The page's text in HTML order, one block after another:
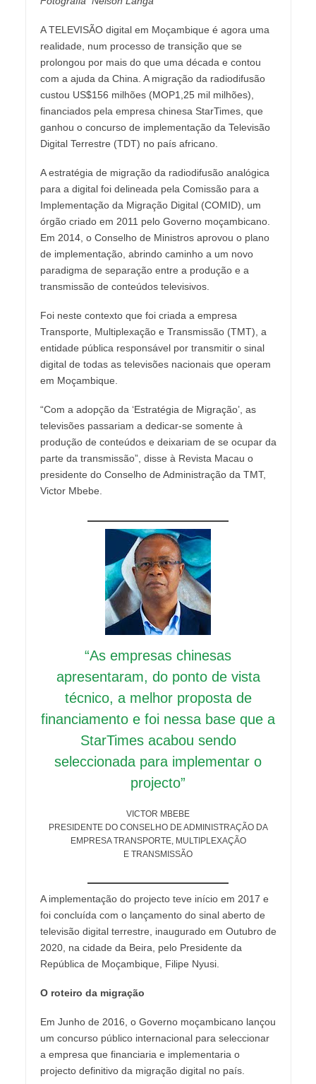
A TELEVISÃO digital em Moçambique é agora uma
realidade, num processo de transição que se
prolongou por mais do que uma década e contou
com a ajuda da China. A migração da radiodifusão
custou US$156 milhões (MOP1,25 mil milhões),
financiados pela empresa chinesa StarTimes, que
ganhou o concurso de implementação da Televisão
Digital Terrestre (TDT) no país africano.
A estratégia de migração da radiodifusão analógica
para a digital foi delineada pela Comissão para a
Implementação da Migração Digital (COMID), um
órgão criado em 2011 pelo Governo moçambicano.
Em 2014, o Conselho de Ministros aprovou o plano
de implementação, abrindo caminho a um novo
paradigma de separação entre a produção e a
transmissão de conteúdos televisivos.
Foi neste contexto que foi criada a empresa
Transporte, Multiplexação e Transmissão (TMT), a
entidade pública responsável por transmitir o sinal
digital de todas as televisões nacionais que operam
em Moçambique.
“Com a adopção da ‘Estratégia de Migração’, as
televisões passariam a dedicar-se somente à
produção de conteúdos e deixariam de se ocupar da
parte da transmissão”, disse à Revista Macau o
presidente do Conselho de Administração da TMT,
Victor Mbebe.
“As empresas chinesas
apresentaram, do ponto de vista
técnico, a melhor proposta de
financiamento e foi nessa base que a
StarTimes acabou sendo
seleccionada para implementar o
projecto”
VICTOR MBEBE
PRESIDENTE DO CONSELHO DE ADMINISTRAÇÃO DA
EMPRESA TRANSPORTE, MULTIPLEXAÇÃO
E TRANSMISSÃO
A implementação do projecto teve início em 2017 e
foi concluída com o lançamento do sinal aberto de
televisão digital terrestre, inaugurado em Outubro de
2020, na cidade da Beira, pelo Presidente da
República de Moçambique, Filipe Nyusi.
O roteiro da migração
Em Junho de 2016, o Governo moçambicano lançou
um concurso público internacional para seleccionar
a empresa que financiaria e implementaria o
projecto definitivo da migração digital no país.